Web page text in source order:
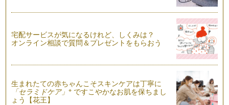
なぜ勉強するのか
人生を切り開くための「学力」を身につける方法をお話する前
に・・ …
約10ヶ月に渡る妊娠期間。 女性だけにプレゼントされたかけ
宅配サービスが気になるけれど、しくみは？
オンライン相談で質問＆プレゼントをもらおう
生まれたての赤ちゃんこそスキンケアは丁寧に
「セラミドケア」※ ですこやかなお肌を保ちまし
ょう【花王】